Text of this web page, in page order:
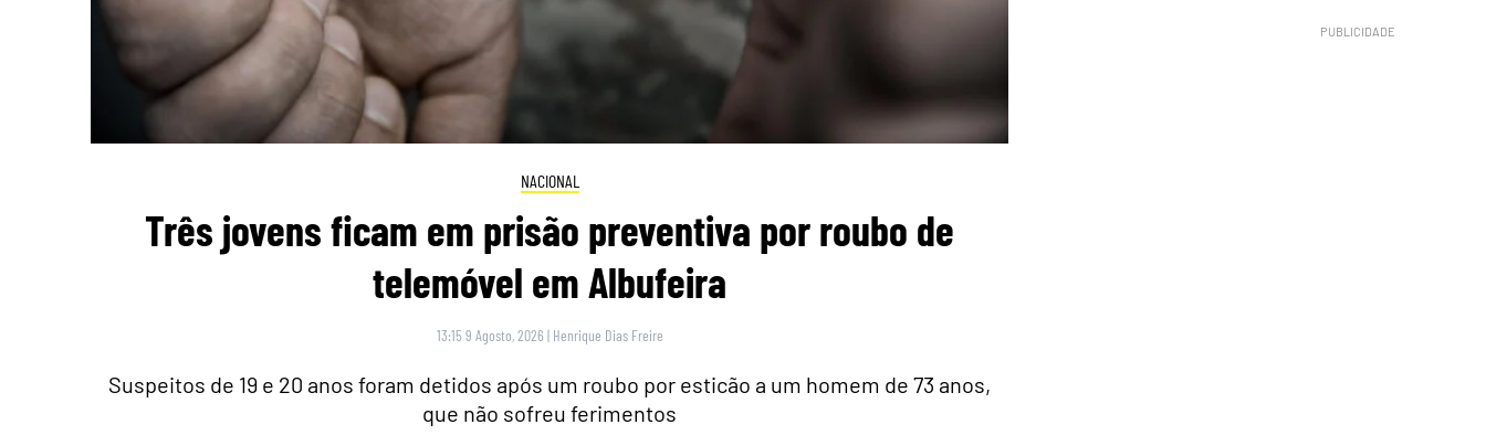
NACIONAL
Três jovens ficam em prisão preventiva por roubo de
telemóvel em Albufeira
13:15 9 Agosto, 2026 | Henrique Dias Freire
Suspeitos de 19 e 20 anos foram detidos após um roubo por esticão a um homem de 73 anos,
que não sofreu ferimentos